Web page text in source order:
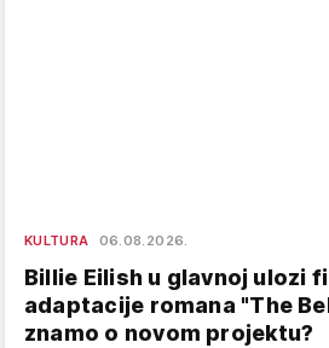
KULTURA 06.08.2026.
Billie Eilish u glavnoj ulozi
adaptacije romana "The
znamo o novom projektu?